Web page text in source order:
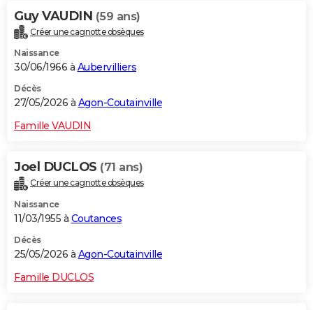
Guy VAUDIN (59 ans)
Créer une cagnotte obsèques
Naissance
30/06/1966 à Aubervilliers
Décès
27/05/2026 à Agon-Coutainville
Famille VAUDIN
Joel DUCLOS (71 ans)
Créer une cagnotte obsèques
Naissance
11/03/1955 à Coutances
Décès
25/05/2026 à Agon-Coutainville
Famille DUCLOS